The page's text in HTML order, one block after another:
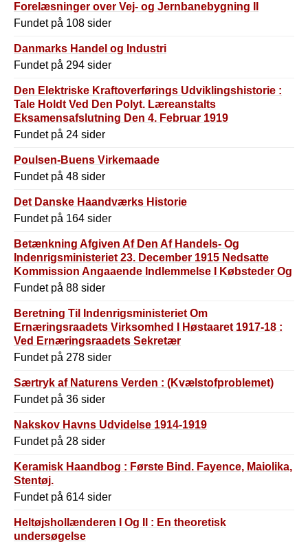
Forelæsninger over Vej- og Jernbanebygning II
Fundet på 108 sider
Danmarks Handel og Industri
Fundet på 294 sider
Den Elektriske Kraftoverførings Udviklingshistorie :
Tale Holdt Ved Den Polyt. Læreanstalts
Eksamensafslutning Den 4. Februar 1919
Fundet på 24 sider
Poulsen-Buens Virkemaade
Fundet på 48 sider
Det Danske Haandværks Historie
Fundet på 164 sider
Betænkning Afgiven Af Den Af Handels- Og
Indenrigsministeriet 23. December 1915 Nedsatte
Kommission Angaaende Indlemmelse I Købsteder Og
Læbælters Ophævelser
Fundet på 88 sider
Beretning Til Indenrigsministeriet Om
Ernæringsraadets Virksomhed I Høstaaret 1917-18 :
Ved Ernæringsraadets Sekretær
Fundet på 278 sider
Særtryk af Naturens Verden : (Kvælstofproblemet)
Fundet på 36 sider
Nakskov Havns Udvidelse 1914-1919
Fundet på 28 sider
Keramisk Haandbog : Første Bind. Fayence, Maiolika,
Stentøj.
Fundet på 614 sider
Heltøjshollænderen I Og II : En theoretisk
undersøgelse